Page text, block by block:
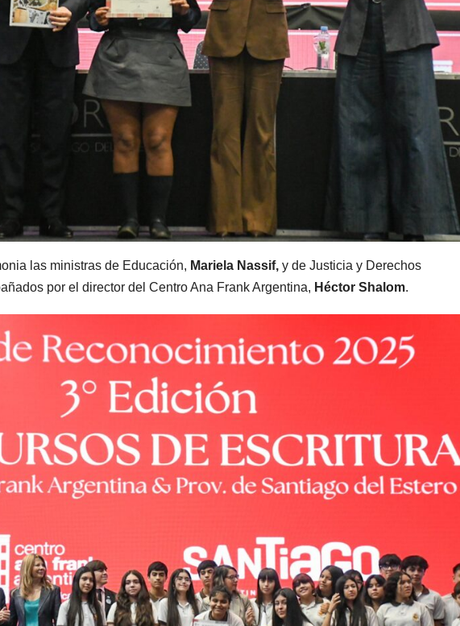
las ministras de Educación, Mariela Nassif, y de Justicia y Derechos
por el director del Centro Ana Frank Argentina, Héctor Shalom.